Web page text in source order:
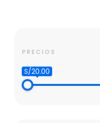
precio
PRECIOS
S/20.00